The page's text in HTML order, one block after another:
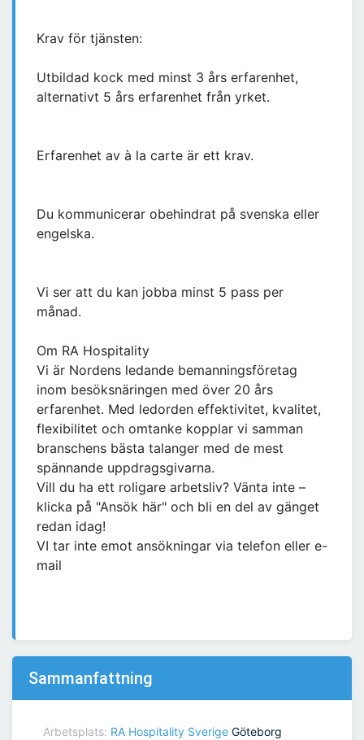
Krav för tjänsten:
Utbildad kock med minst 3 års erfarenhet,
alternativt 5 års erfarenhet från yrket.
Erfarenhet av à la carte är ett krav.
Du kommunicerar obehindrat på svenska eller
engelska.
Vi ser att du kan jobba minst 5 pass per
månad.
Om RA Hospitality
Vi är Nordens ledande bemanningsföretag
inom besöksnäringen med över 20 års
erfarenhet. Med ledorden effektivitet, kvalitet,
flexibilitet och omtanke kopplar vi samman
branschens bästa talanger med de mest
spännande uppdragsgivarna.
Vill du ha ett roligare arbetsliv? Vänta inte –
klicka på "Ansök här" och bli en del av gänget
redan idag!
VI tar inte emot ansökningar via telefon eller e-
mail
Sammanfattning
Arbetsplats: RA Hospitality Sverige Göteborg